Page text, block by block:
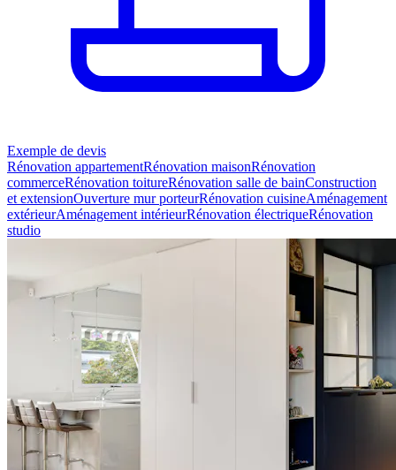
Exemple de devis
Rénovation appartementRénovation maisonRénovation
commerceRénovation toitureRénovation salle de bainConstruction
et extensionOuverture mur porteurRénovation cuisineAménagement
extérieurAménagement intérieurRénovation électriqueRénovation
studio